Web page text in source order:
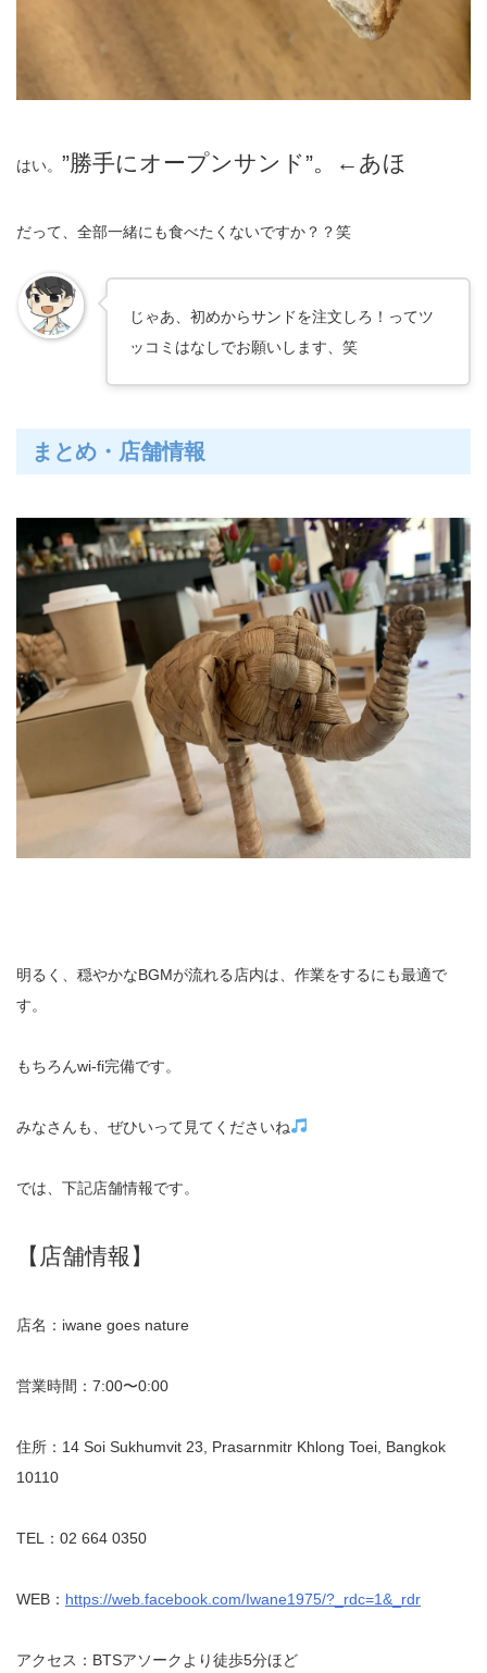
はい。 ”勝手にオープンサンド”。←あほ
だって、全部一緒にも食べたくないですか？？笑
じゃあ、初めからサンドを注文しろ！ってツ
ッコミはなしでお願いします、笑
まとめ・店舗情報
明るく、穏やかなBGMが流れる店内は、作業をするにも最適で
す。
もちろんwi-fi完備です。
みなさんも、ぜひいって見てくださいね
では、下記店舗情報です。
【店舗情報】
店名：iwane goes nature
営業時間：7:00〜0:00
住所：14 Soi Sukhumvit 23, Prasarnmitr Khlong Toei, Bangkok
10110
TEL：02 664 0350
WEB： https://web.facebook.com/Iwane1975/?_rdc=1&_rdr
アクセス：BTSアソークより徒歩5分ほど